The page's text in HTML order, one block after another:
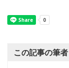
この記事の筆者